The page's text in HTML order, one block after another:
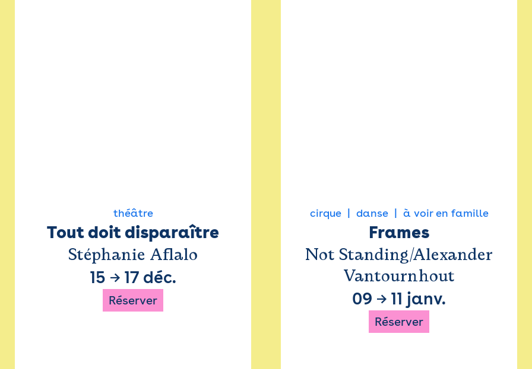
théâtre
Tout doit disparaître
Stéphanie Aflalo
15 → 17 déc.
Réserver
cirque danse à voir en famille
Frames
Not Standing/Alexander
Vantournhout
09 → 11 janv.
Réserver